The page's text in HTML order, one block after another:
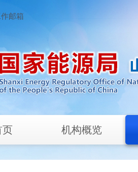
邮箱
页 机构概览